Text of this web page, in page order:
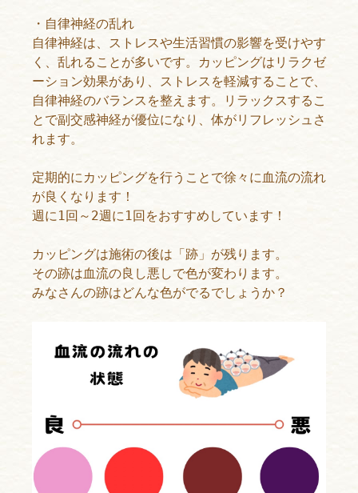
・自律神経の乱れ
自律神経は、ストレスや生活習慣の影響を受けやす
く、乱れることが多いです。カッピングはリラクゼ
ーション効果があり、ストレスを軽減することで、
自律神経のバランスを整えます。リラックスするこ
とで副交感神経が優位になり、体がリフレッシュさ
れます。
定期的にカッピングを行うことで徐々に血流の流れ
が良くなります！
週に1回～2週に1回をおすすめしています！
カッピングは施術の後は「跡」が残ります。
その跡は血流の良し悪しで色が変わります。
みなさんの跡はどんな色がでるでしょうか？